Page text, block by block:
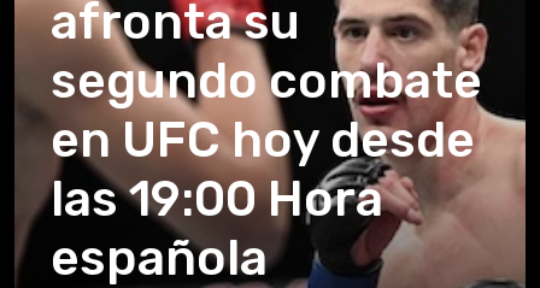
afronta su
segundo combate
en UFC hoy desde
las 19:00 Hora
española